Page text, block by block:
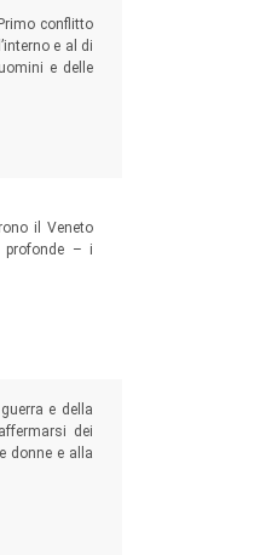
conflitto
e al di
e delle
il Veneto
profonde – i
e della
dei
donne e alla